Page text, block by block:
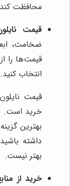
محافظت
قیمت
ضخامت،
قیمت‌ها را
انتخاب کنید.
قیمت
خرید است.
بهترین
داشته
بهتر نیست.
خرید از